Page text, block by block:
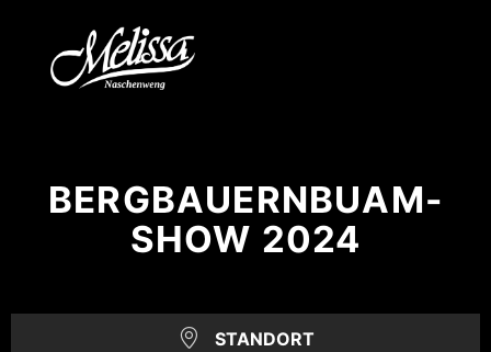
BERGBAUERNBUAM-
SHOW 2024
STANDORT